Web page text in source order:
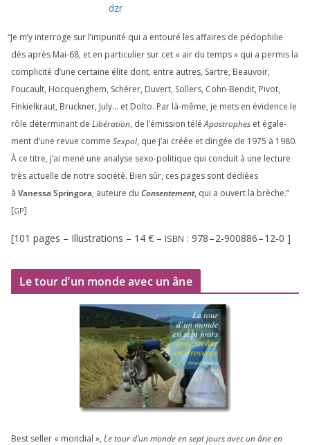
dzr
“Je m’y inter­roge sur l’impunité qui a entou­ré les affaires de pédo­phi­lie
dès après Mai-68, et en par­ti­cu­lier sur cet « air du temps » qui a per­mis la
com­pli­ci­té d’une cer­taine élite dont, entre autres, Sartre, Beauvoir,
Foucault, Hocquenghem, Schérer, Duvert, Sollers, Cohn-Bendit, Pivot,
Finkielkraut, Bruckner, July… et Dolto. Par là-même, je mets en évi­dence le
rôle déter­mi­nant de Libération, de l’émission téléApostrophes et éga­le­
ment d’une revue comme Sexpol, que j’ai créée et diri­gée de 1975 à 1980.
À ce titre, j’ai mené une ana­lyse sexo-poli­tique qui conduit à une lec­ture
très actuelle de notre socié­té. Bien sûr, ces pages sont dédiées
à Vanessa Springora, auteure du Consentement, qui a ouvert la brèche.”
[GP]
[101 pages – Illustrations – 14 € – ISBN : 978–2‑900886–12‑0 ]
Le tour d’un monde avec un âne
Best sel­ler « mon­dial », Le tour d’un monde en sept jours avec un âne en